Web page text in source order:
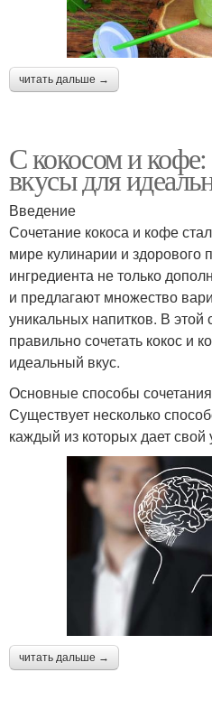
читать дальше →
С кокосом и кофе:
вкусы для
Введение
Сочетание кокоса и кофе
мире кулинарии и здорового
ингредиента не только
и предлагают множество
уникальных напитков. В
правильно сочетать кокос и
идеальный вкус.
Основные способы
Существует несколько
каждый из которых дает свой
читать дальше →